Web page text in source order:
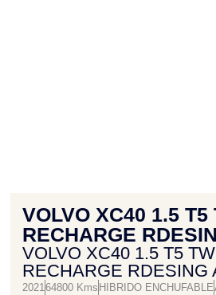
VOLVO XC40 1.5 T5
RECHARGE
VOLVO XC40 1.5 T5
RECHARGE RDESING
202164800 Kms HIBRIDO ENCHUFABLE